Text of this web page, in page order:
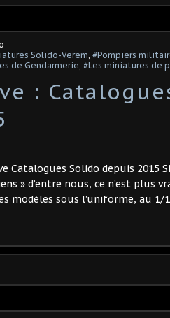
Solido-Verem, #Pompiers
de Gendarmerie, #Les miniatures de
:
Catalogues Solido depuis 2015
» d’entre nous, ce n’est plus
modèles sous l’uniforme, au 1/